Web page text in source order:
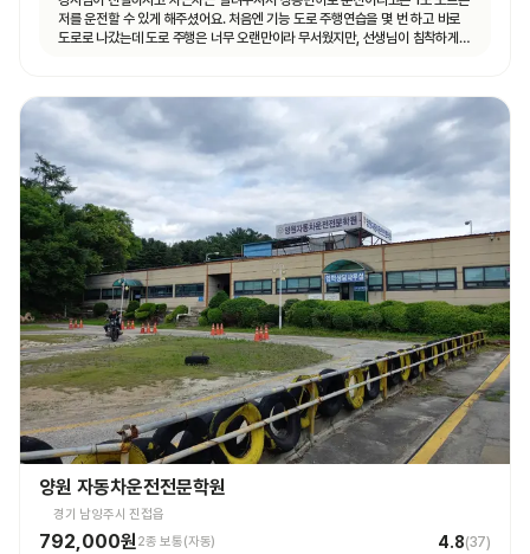
저를 운전할 수 있게 해주셨어요. 처음엔 기능 도로 주행연습을 몇 번 하고 바로
도로로 나갔는데 도로 주행은 너무 오랜만이라 무서웠지만, 선생님이 침착하게
양원 자동차운전전문학원
경기 남양주시 진접읍
792,000원2종 보통(자동) 4.8(37)